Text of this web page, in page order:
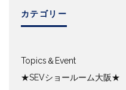
カテゴリー
Topics＆Event
★SEVショールーム大阪★